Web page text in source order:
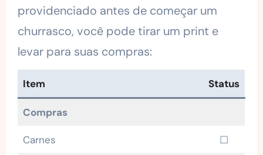
providenciado antes de começar um
churrasco, você pode tirar um print e
levar para suas compras:
Item Status
Compras
Carnes ☐